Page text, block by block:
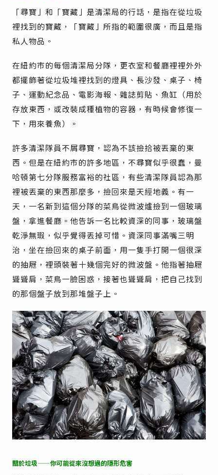
「尋寶」和「寶藏」是清潔局的行話，是指在從垃圾
裡找到的寶藏，「寶藏」所指的範圍很廣，而且是指
私人物品。
在紐約市的每個清潔局分隊，更衣室和餐廳裡裡外外
都擺飾著從垃圾堆裡找到的燈具、長沙發、桌子、椅
子、運動紀念品、電影海報、雜誌剪貼、魚缸（用於
存放東西，或改裝成種植物的容器，有時候會修復一
下，用來養魚）。
許多清潔隊員不屑尋寶，認為不該撿拾被丟棄的東
西。但是在紐約市的許多地區，不尋寶似乎很蠢，曼
哈頓第七分隊服務富裕的社區，有些清潔隊員認為那
裡被丟棄的東西那麼多，撿回來是天經地義。有一
天，一名新到這個分隊的菜鳥從微波爐撿到一個玻璃
盤，拿進餐廳。他告訴一名比較資深的同事，玻璃盤
乾淨無瑕，似乎覺得丟掉可惜。資深同事滿嘴三明
治，坐在撿回來的桌子前面，用一隻手打開一個很深
的抽屜，裡頭裝著十幾個完好的微波盤。他指著抽屜
聳聳肩，菜鳥一臉困惑，接著也聳聳肩，把自己找到
的那個盤子放到那堆盤子上。
關於垃圾——你可能從來沒想過的隱形危害